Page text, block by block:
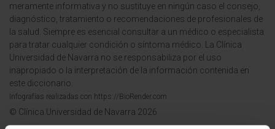
meramente informativa y no sustituye en ningún caso el consejo,
diagnóstico, tratamiento o recomendaciones de profesionales de
la salud. Siempre es esencial consultar a un médico o especialista
para tratar cualquier condición o síntoma médico. La Clínica
Universidad de Navarra no se responsabiliza por el uso
inapropiado o la interpretación de la información contenida en
este diccionario.
Infografías realizadas con https://BioRender.com
© Clínica Universidad de Navarra 2026